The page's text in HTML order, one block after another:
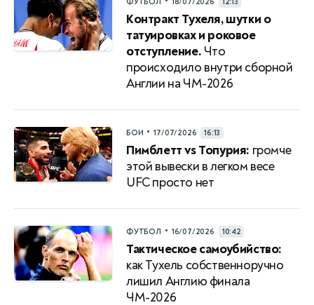
Контракт Тухеля, шутки о
татуировках и роковое
отступление. Что
происходило внутри сборной
Англии на ЧМ-2026
БОИ • 17/07/2026 16:13
Пимблетт vs Топурия: громче
этой вывески в легком весе
UFC просто нет
ФУТБОЛ • 16/07/2026 10:42
Тактическое самоубийство:
как Тухель собственноручно
лишил Англию финала
ЧМ-2026